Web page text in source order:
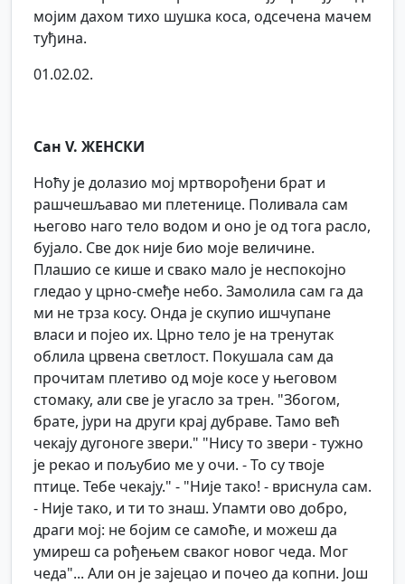
мојим дахом тихо шушка коса, одсечена мачем
туђина.
01.02.02.
Сан V. ЖЕНСКИ
Ноћу је долазио мој мртворођени брат и
рашчешљавао ми плетенице. Поливала сам
његово наго тело водом и оно је од тога расло,
бујало. Све док није био моје величине.
Плашио се кише и свако мало је неспокојно
гледао у црно-смеђе небо. Замолила сам га да
ми не трза косу. Онда је скупио ишчупане
власи и појео их. Црно тело је на тренутак
облила црвена светлост. Покушала сам да
прочитам плетиво од моје косе у његовом
стомаку, али све је угасло за трен. "Збогом,
брате, јури на други крај дубраве. Тамо већ
чекају дугоноге звери." "Нису то звери - тужно
је рекао и пољубио ме у очи. - То су твоје
птице. Тебе чекају." - "Није тако! - вриснула сам.
- Није тако, и ти то знаш. Упамти ово добро,
драги мој: не бојим се самоће, и можеш да
умиреш са рођењем сваког новог чеда. Мог
чеда"... Али он је зајецао и почео да копни. Још